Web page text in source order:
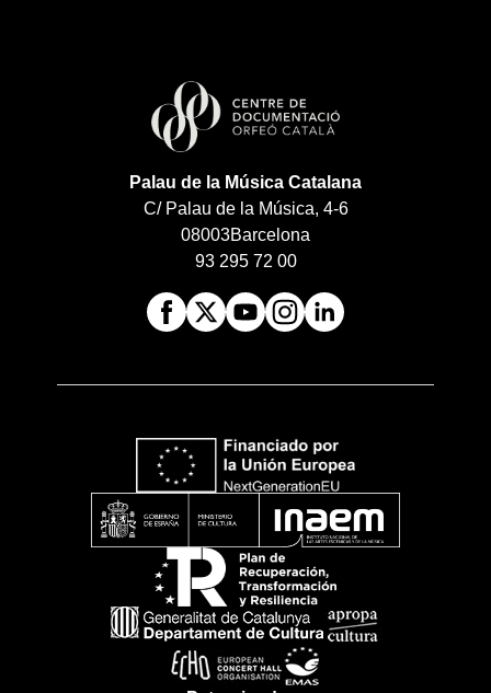
Palau de la Música Catalana
C/ Palau de la Música, 4-6
08003Barcelona
93 295 72 00